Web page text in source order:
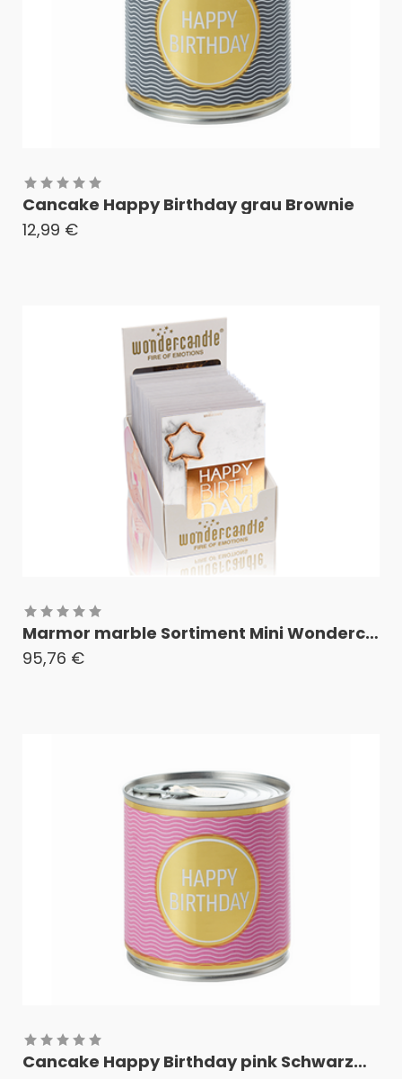
Cancake Happy Birthday grau Brownie
12,99 €
Marmor marble Sortiment Mini Wondercard
95,76 €
Cancake Happy Birthday pink Schwarzwälder Kirschkuchen